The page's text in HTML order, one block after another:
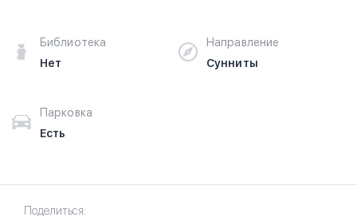
Библиотека
Нет
Направление
Сунниты
Парковка
Есть
Поделиться: